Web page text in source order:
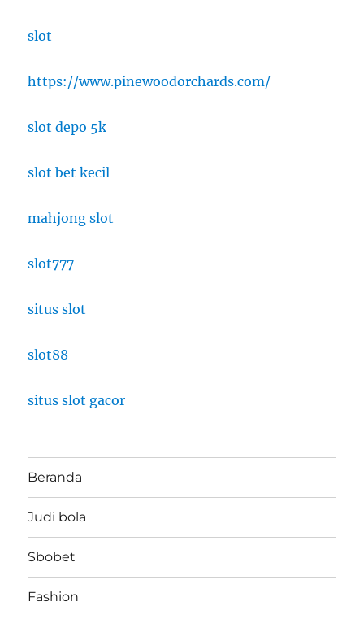
slot
https://www.pinewoodorchards.com/
slot depo 5k
slot bet kecil
mahjong slot
slot777
situs slot
slot88
situs slot gacor
Beranda
Judi bola
Sbobet
Fashion